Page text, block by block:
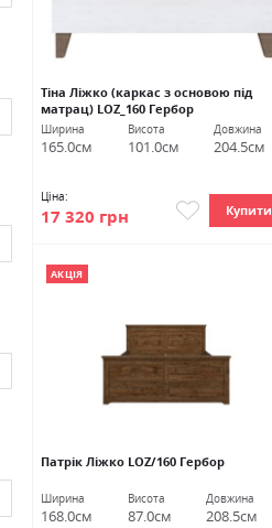
Тіна Ліжко (каркас з основою під
матрац) LOZ_160 Гербор
Ширина
165.0см
Висота
101.0см
Довжина
204.5см
Ціна:
17 320 грн Купити
АКЦІЯ
Патрік Ліжко LOZ/160 Гербор
Ширина
168.0см
Висота
87.0см
Довжина
208.5см